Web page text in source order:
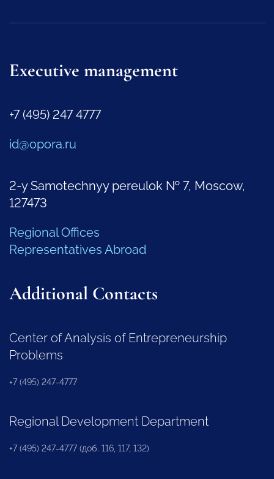
Executive management
+7 (495) 247 4777
id@opora.ru
2-y Samotechnyy pereulok № 7, Moscow,
127473
Regional Offices
Representatives Abroad
Additional Contacts
Center of Analysis of Entrepreneurship
Problems
+7 (495) 247-4777
Regional Development Department
+7 (495) 247-4777 (доб. 116, 117, 132)